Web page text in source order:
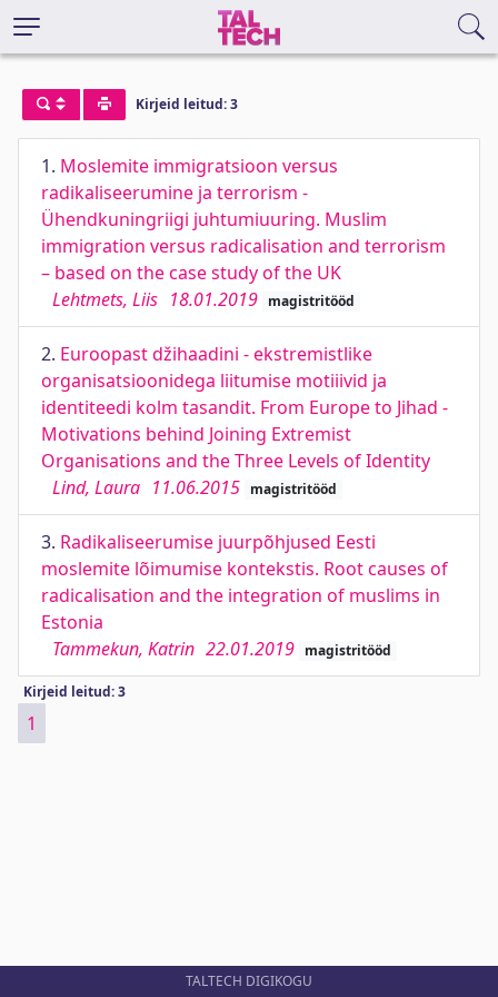
Kirjeid leitud: 3
1. Moslemite immigratsioon versus
radikaliseerumine ja terrorism -
Ühendkuningriigi juhtumiuuring. Muslim
immigration versus radicalisation and terrorism
– based on the case study of the UK
Lehtmets, Liis 18.01.2019 magistritööd
2. Euroopast džihaadini - ekstremistlike
organisatsioonidega liitumise motiiivid ja
identiteedi kolm tasandit. From Europe to Jihad -
Motivations behind Joining Extremist
Organisations and the Three Levels of Identity
Lind, Laura 11.06.2015 magistritööd
3. Radikaliseerumise juurpõhjused Eesti
moslemite lõimumise kontekstis. Root causes of
radicalisation and the integration of muslims in
Estonia
Tammekun, Katrin 22.01.2019 magistritööd
Kirjeid leitud: 3
1
TALTECH DIGIKOGU